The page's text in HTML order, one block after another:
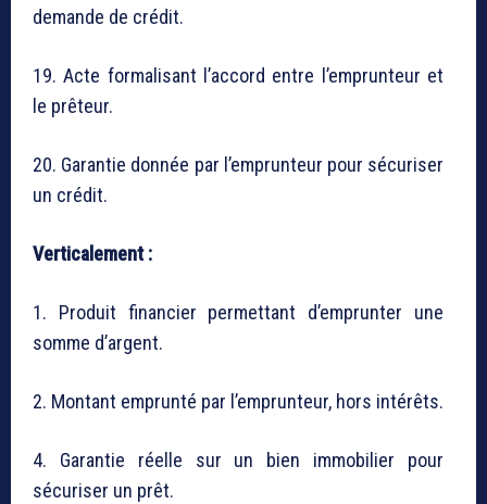
demande de crédit.
19. Acte formalisant l’accord entre l’emprunteur et
le prêteur.
20. Garantie donnée par l’emprunteur pour sécuriser
un crédit.
Verticalement :
1. Produit financier permettant d’emprunter une
somme d’argent.
2. Montant emprunté par l’emprunteur, hors intérêts.
4. Garantie réelle sur un bien immobilier pour
sécuriser un prêt.